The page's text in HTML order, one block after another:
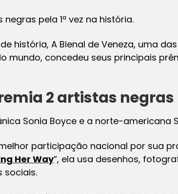
pela 1ª vez na história.
história, A Bienal de Veneza, uma
mundo, concedeu seus principais
2 artistas negras
Sonia Boyce e a norte-americana
participação nacional por sua
Her Way“, ela usa desenhos,
sociais.